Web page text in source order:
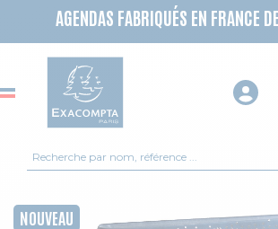
AGENDAS FABRIQUÉS EN FRANCE
Skip to the end of the images gallery
NOUVEAU